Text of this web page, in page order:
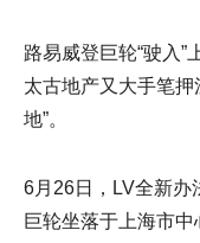
路易威登巨轮“驶入
太古地产又大手笔押
地”。
6月26日，LV全新办
巨轮坐落于上海市